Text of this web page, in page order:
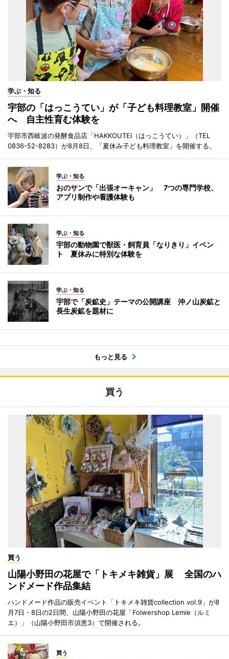
学ぶ・知る
宇部の「はっこうてい」が「子ども料理教室」開催
へ 自主性育む体験を
宇部市西岐波の発酵食品店「HAKKOUTEI（はっこうてい）」（TEL
0836-52-8283）が8月8日、「夏休み子ども料理教室」を開催する。
学ぶ・知る
おのサンで「出張オーキャン」 7つの専門学校、
アプリ制作や看護体験も
学ぶ・知る
宇部の動物園で獣医・飼育員「なりきり」イベン
ト 夏休みに特別な体験を
学ぶ・知る
宇部で「炭鉱史」テーマの公開講座 沖ノ山炭鉱と
長生炭鉱を題材に
もっと見る
買う
買う
山陽小野田の花屋で「トキメキ雑貨」展 全国のハ
ンドメード作品集結
ハンドメード作品の販売イベント「トキメキ雑貨collection vol.9」が8
月7日・8日の2日間、山陽小野田の花屋「Folwershop Lemie（ルミ
エ）」（山陽小野田市須恵3）で開催される。
買う